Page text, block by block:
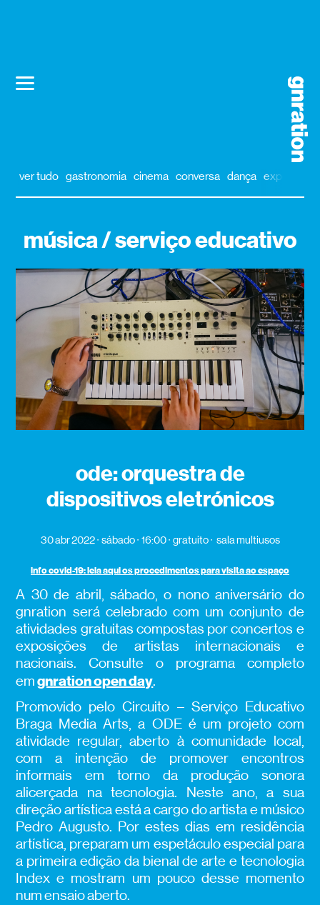
ver tudo gastronomia cinema conversa dança exposição
música / serviço educativo
ode: orquestra de
dispositivos eletrónicos
30 abr 2022 sábado 16:00 gratuito sala multiusos
info covid-19: leia aqui os procedimentos para visita ao espaço
A 30 de abril, sábado, o nono aniversário do
gnration será celebrado com um conjunto de
atividades gratuitas compostas por concertos e
exposições de artistas internacionais e
nacionais. Consulte o programa completo
emgnration open day.
Promovido pelo Circuito – Serviço Educativo
Braga Media Arts, a ODE é um projeto com
atividade regular, aberto à comunidade local,
com a intenção de promover encontros
informais em torno da produção sonora
alicerçada na tecnologia. Neste ano, a sua
direção artística está a cargo do artista e músico
Pedro Augusto. Por estes dias em residência
artística, preparam um espetáculo especial para
a primeira edição da bienal de arte e tecnologia
Index e mostram um pouco desse momento
num ensaio aberto.